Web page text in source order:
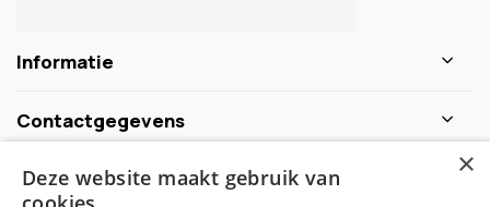
Informatie
Contactgegevens
Schijf je nu in voor de nieuwsbrief
×
Deze website maakt gebruik van